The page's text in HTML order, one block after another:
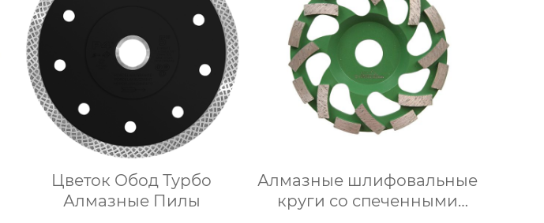
Цветок Обод Турбо
Алмазные Пилы
Алмазные шлифовальные
круги со спеченными